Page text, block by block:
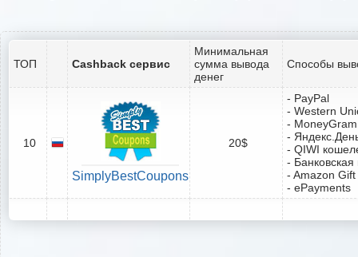
ТОП Cashback сервис
Минимальная
сумма вывода
денег
Способы
10
SimplyBestCoupons
20$
- PayPal
- Western
- MoneyGram
-
- QIWI
-
- Amazon
- ePayments